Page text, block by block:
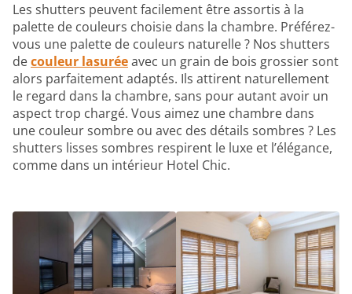
Les shutters peuvent facilement être assortis à la
palette de couleurs choisie dans la chambre. Préférez-
vous une palette de couleurs naturelle ? Nos shutters
decouleur lasuréeavec un grain de bois grossier sont
alors parfaitement adaptés. Ils attirent naturellement
le regard dans la chambre, sans pour autant avoir un
aspect trop chargé. Vous aimez une chambre dans
une couleur sombre ou avec des détails sombres ? Les
shutters lisses sombres respirent le luxe et l’élégance,
comme dans un intérieur Hotel Chic.